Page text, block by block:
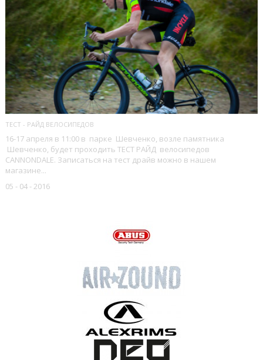
ТЕСТ - РАЙД ВЕЛОСИПЕДОВ
16-17 апреля в 11:00 в парке Шевченко, возле памятника
Шевченко, будет проходить ТЕСТ РАЙД велосипедов
CANNONDALE. Записаться на тест драйв можно в нашем
магазине...
05 - 04 - 2016